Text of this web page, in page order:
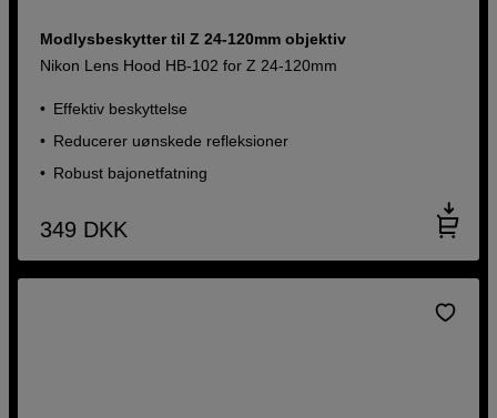
Modlysbeskytter til Z 24-120mm objektiv
Nikon Lens Hood HB-102 for Z 24-120mm
Effektiv beskyttelse
Reducerer uønskede refleksioner
Robust bajonetfatning
349 DKK